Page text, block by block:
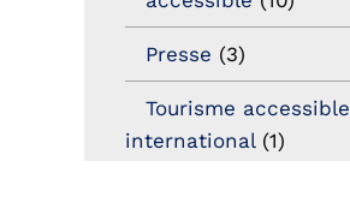
Presse (3)
Tourisme accessible
international(1)